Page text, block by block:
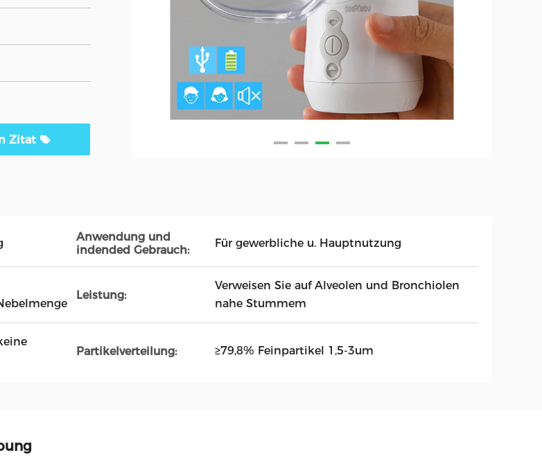
Zitat
Anwendung und
indended Gebrauch:
Für gewerbliche u. Hauptnutzung
Leistung:
Verweisen Sie auf Alveolen und Bronchiolen
nahe Stummem
Partikelverteilung: ≥79,8% Feinpartikel 1,5-3um